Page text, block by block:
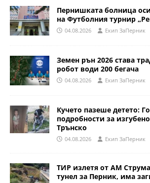
Пернишката болница
на Футболния турнир
04.08.2026 Eкип ЗаПерник
Земен рън 2026 става
робот води 200 бегача
04.08.2026 Eкип ЗаПерник
Кучето пазеше детето:
подробности за
Трънско
04.08.2026 Eкип ЗаПерник
ТИР излетя от АМ
тунел за Перник, има